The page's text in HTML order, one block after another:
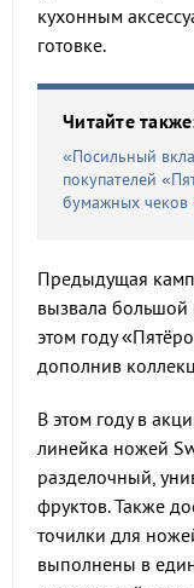
кухонным
готовке.
Читайте
«Посильный
покупателей
бумажных чеков
Предыдущая
вызвала большой
этом году
дополнив
В этом году в
линейка ножей
разделочный,
фруктов. Также
точилки для
выполнены в